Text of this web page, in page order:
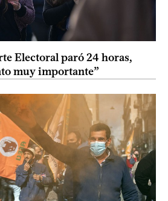
Electoral paró 24 horas,
muy importante”